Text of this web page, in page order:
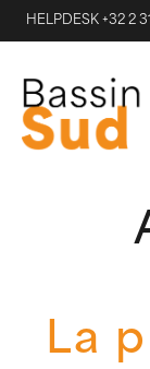
HELPDESK +32 2
La